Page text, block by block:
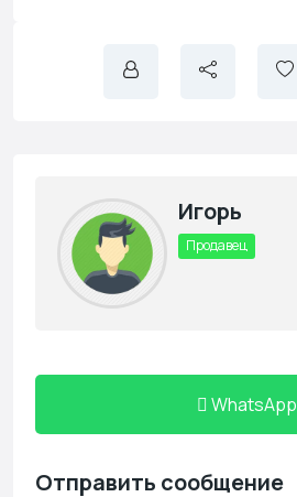
Игорь
Продавец
WhatsApp
Отправить сообщение